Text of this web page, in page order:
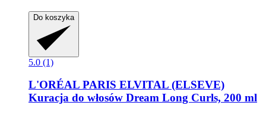
Do koszyka
5.0 (1)
L'ORÉAL PARIS ELVITAL (ELSEVE)
Kuracja do włosów Dream Long Curls, 200 ml